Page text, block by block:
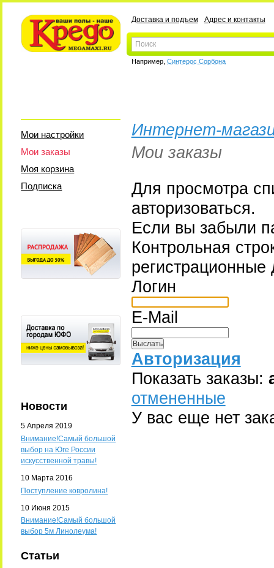
Доставка и подъем Адрес и контакты
Например, Синтерос Сорбона
Мои настройки
Мои заказы
Моя корзина
Подписка
Новости
5 Апреля 2019
Внимание!Самый большой
выбор на Юге России
искусственной травы!
10 Марта 2016
Поступление ковролина!
10 Июня 2015
Внимание!Самый большой
выбор 5м Линолеума!
Статьи
Интернет-
Мои заказы
Для просмотра
авторизоваться.
Если вы забыли
Контрольная
Логин
E-Mail
Авторизация
Показать заказы:
отмененные
У вас еще нет